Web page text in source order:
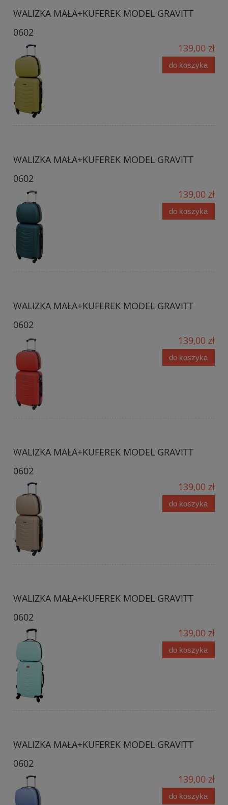
WALIZKA MAŁA+KUFEREK MODEL GRAVITT
0602
139,00 zł
do koszyka
WALIZKA MAŁA+KUFEREK MODEL GRAVITT
0602
139,00 zł
do koszyka
WALIZKA MAŁA+KUFEREK MODEL GRAVITT
0602
139,00 zł
do koszyka
WALIZKA MAŁA+KUFEREK MODEL GRAVITT
0602
139,00 zł
do koszyka
WALIZKA MAŁA+KUFEREK MODEL GRAVITT
0602
139,00 zł
do koszyka
WALIZKA MAŁA+KUFEREK MODEL GRAVITT
0602
139,00 zł
do koszyka